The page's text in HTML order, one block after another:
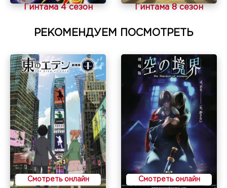
Гинтама 4 сезон Гинтама 8 сезон
РЕКОМЕНДУЕМ ПОСМОТРЕТЬ
Смотреть онлайн Смотреть онлайн